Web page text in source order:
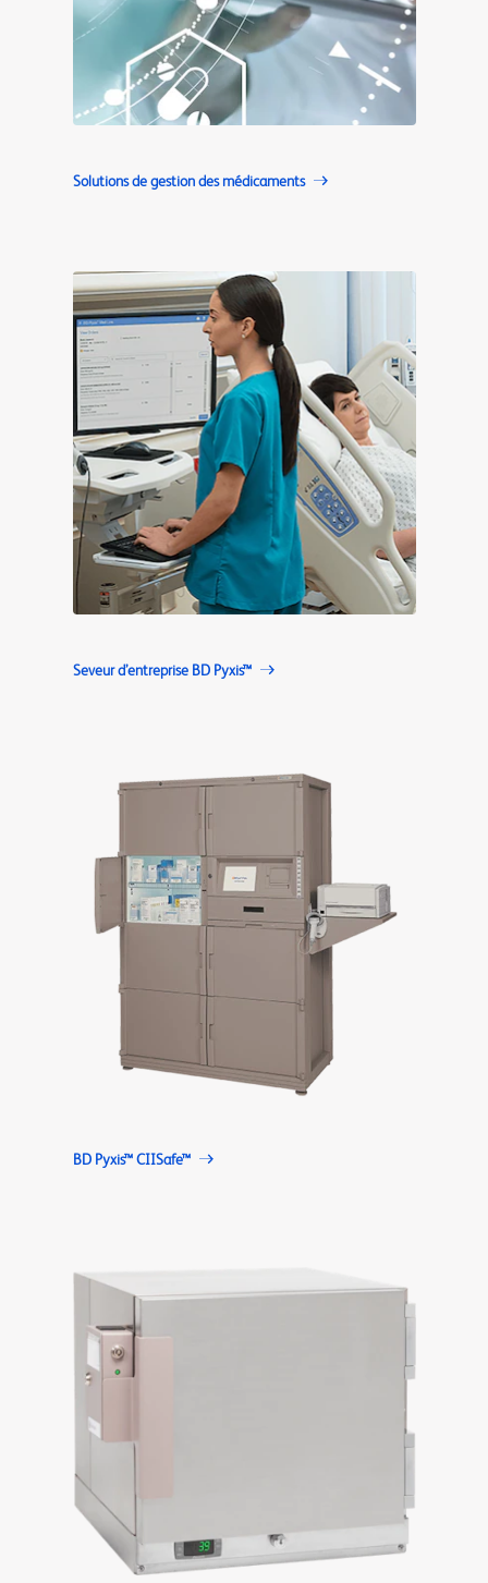
Solutions de gestion des médicaments
Seveur d’entreprise BD Pyxis™
BD Pyxis™ CIISafe™